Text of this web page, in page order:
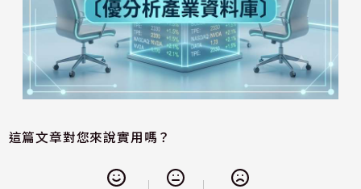
這篇文章對您來說實用嗎？